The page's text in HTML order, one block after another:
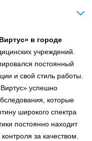
в городе
учреждений.
постоянный
и свой стиль работы.
успешно
которые
широкого спектра
постоянно находит
за качеством.